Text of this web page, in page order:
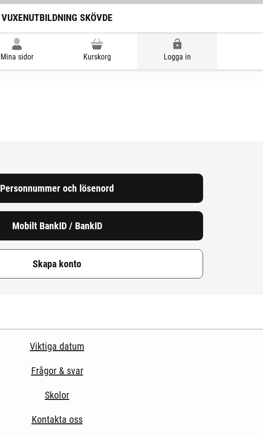
VUXENUTBILDNING SKÖVDE
Mina sidor Kurskorg Logga in
Personnummer och lösenord
Mobilt BankID / BankID
Skapa konto
Viktiga datum
Frågor & svar
Skolor
Kontakta oss